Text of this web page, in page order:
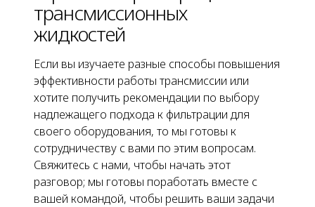
трансмиссионных
жидкостей
Если вы изучаете разные способы повышения
эффективности работы трансмиссии или
хотите получить рекомендации по выбору
надлежащего подхода к фильтрации для
своего оборудования, то мы готовы к
сотрудничеству с вами по этим вопросам.
Свяжитесь с нами, чтобы начать этот
разговор; мы готовы поработать вместе с
вашей командой, чтобы решить ваши задачи